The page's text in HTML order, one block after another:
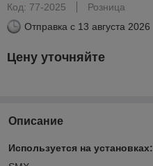
Код: 77-2025
Розница
Отправка с 13 августа 2026
Цену уточняйте
Описание
Используется на установках: